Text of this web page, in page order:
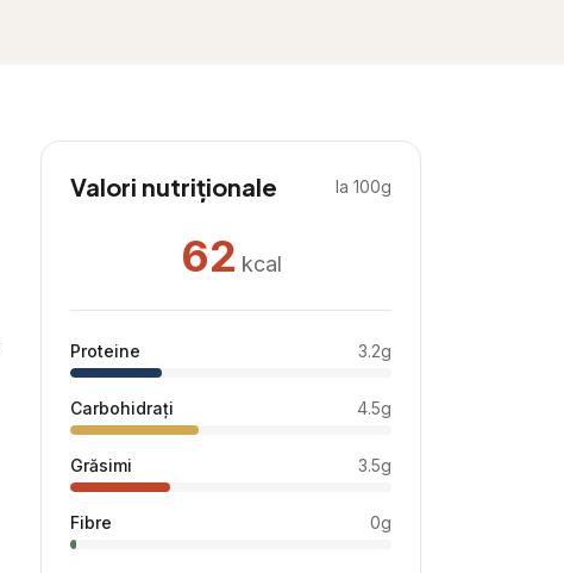
Valori nutriționale la 100g
62 kcal
Proteine 3.2g
Carbohidrați 4.5g
Grăsimi 3.5g
Fibre 0g